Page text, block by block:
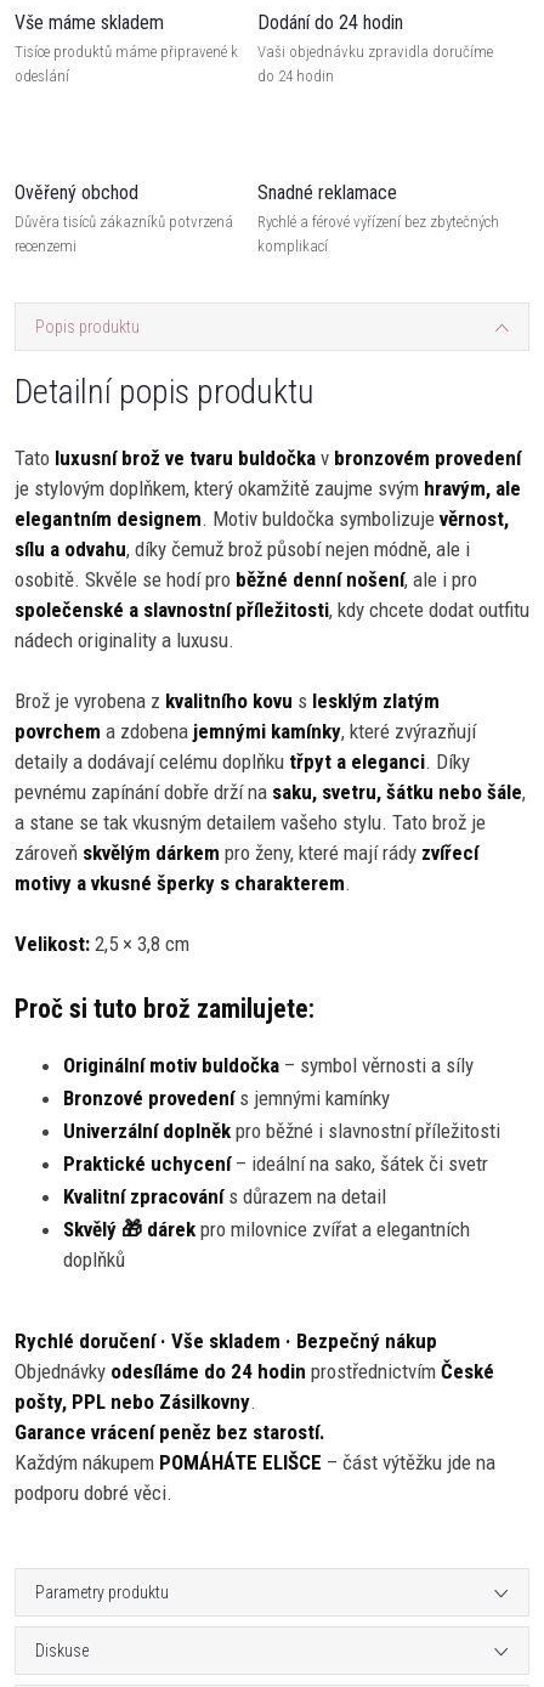
Vše máme skladem
Tisíce produktů máme připravené k
odeslání
Dodání do 24 hodin
Vaši objednávku zpravidla doručíme
do 24 hodin
Ověřený obchod
Důvěra tisíců zákazníků potvrzená
recenzemi
Snadné reklamace
Rychlé a férové vyřízení bez zbytečných
komplikací
Popis produktu
Detailní popis produktu
Tato luxusní brož ve tvaru buldočka v bronzovém provedení
je stylovým doplňkem, který okamžitě zaujme svým hravým, ale
elegantním designem. Motiv buldočka symbolizuje věrnost,
sílu a odvahu, díky čemuž brož působí nejen módně, ale i
osobitě. Skvěle se hodí pro běžné denní nošení, ale i pro
společenské a slavnostní příležitosti, kdy chcete dodat outfitu
nádech originality a luxusu.
Brož je vyrobena z kvalitního kovu s lesklým zlatým
povrchem a zdobena jemnými kamínky, které zvýrazňují
detaily a dodávají celému doplňku třpyt a eleganci. Díky
pevnému zapínání dobře drží na saku, svetru, šátku nebo šále,
a stane se tak vkusným detailem vašeho stylu. Tato brož je
zároveň skvělým dárkem pro ženy, které mají rády zvířecí
motivy a vkusné šperky s charakterem.
Velikost: 2,5 × 3,8 cm
Proč si tuto brož zamilujete:
Originální motiv buldočka – symbol věrnosti a síly
Bronzové provedenís jemnými kamínky
Univerzální doplněk pro běžné i slavnostní příležitosti
Praktické uchycení– ideální na sako, šátek či svetr
Kvalitní zpracovánís důrazem na detail
Skvělý 🎁 dárek pro milovnice zvířat a elegantních
doplňků
Rychlé doručení · Vše skladem · Bezpečný nákup
Objednávky odesíláme do 24 hodin prostřednictvím České
pošty, PPL nebo Zásilkovny.
Garance vrácení peněz bez starostí.
Každým nákupem POMÁHÁTE ELIŠCE – část výtěžku jde na
podporu dobré věci.
Parametry produktu
Diskuse